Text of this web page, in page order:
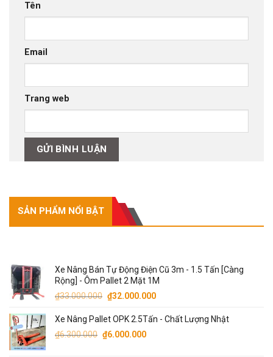
Tên
Email
Trang web
SẢN PHẨM NỔI BẬT
Xe Nâng Bán Tự Động Điện Cũ 3m - 1.5 Tấn [Càng
Rộng] - Ôm Pallet 2 Mặt 1M
₫33.000.000 Giá
là:
₫33.000.000.
₫32.000.000Giá
tại
Xe Nâng Pallet OPK 2.5Tấn - Chất Lượng Nhật
₫6.300.000 Giá
₫6.000.000Giá